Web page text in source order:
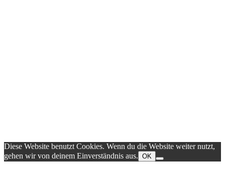
Diese Website benutzt Cookies. Wenn du die Website weiter nutzt,
gehen wir von deinem Einverständnis aus. OK